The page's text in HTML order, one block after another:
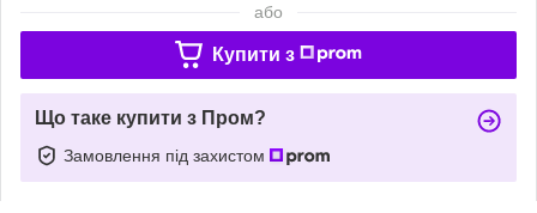
або
Купити з
Що таке купити з Пром?
Замовлення під захистом